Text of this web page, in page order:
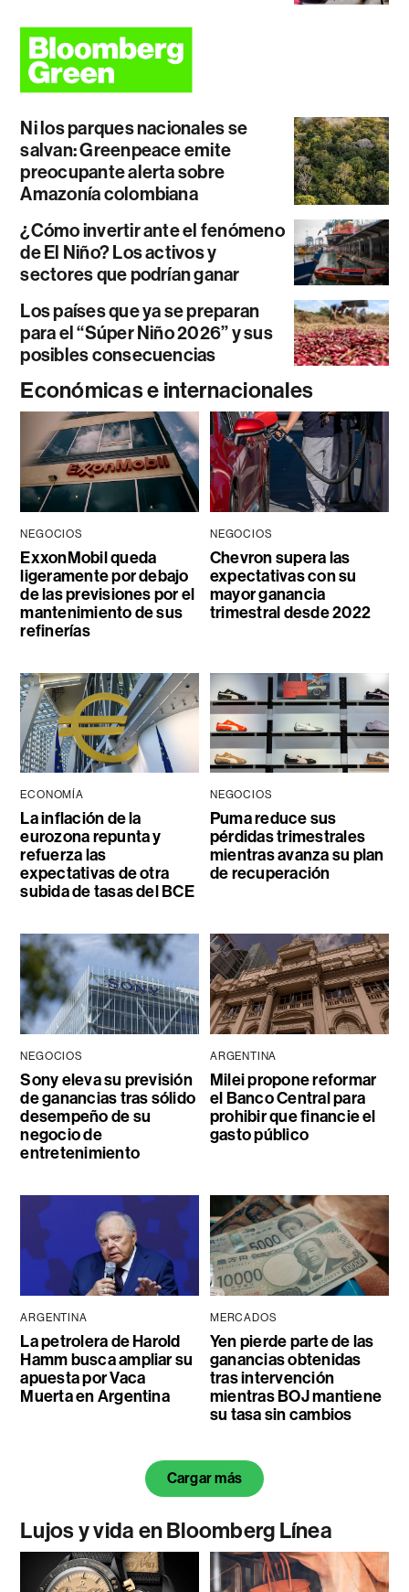
Ni los parques nacionales se
salvan: Greenpeace emite
preocupante alerta sobre
Amazonía colombiana
¿Cómo invertir ante el fenómeno
de El Niño? Los activos y
sectores que podrían ganar
Los países que ya se preparan
para el “Súper Niño 2026” y sus
posibles consecuencias
Económicas e internacionales
NEGOCIOS
ExxonMobil queda
ligeramente por debajo
de las previsiones por el
mantenimiento de sus
refinerías
NEGOCIOS
Chevron supera las
expectativas con su
mayor ganancia
trimestral desde 2022
ECONOMÍA
La inflación de la
eurozona repunta y
refuerza las
expectativas de otra
subida de tasas del BCE
NEGOCIOS
Puma reduce sus
pérdidas trimestrales
mientras avanza su plan
de recuperación
NEGOCIOS
Sony eleva su previsión
de ganancias tras sólido
desempeño de su
negocio de
entretenimiento
ARGENTINA
Milei propone reformar
el Banco Central para
prohibir que financie el
gasto público
ARGENTINA
La petrolera de Harold
Hamm busca ampliar su
apuesta por Vaca
Muerta en Argentina
MERCADOS
Yen pierde parte de las
ganancias obtenidas
tras intervención
mientras BOJ mantiene
su tasa sin cambios
Cargar más
Lujos y vida en Bloomberg Línea